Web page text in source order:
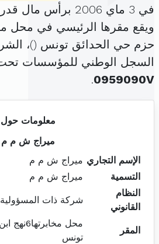
في 3 ماي 2006 برأس مال قدره
حزم حي الحدائق تونس ()،
السجل الوطني للمؤسسات
0959090V
.
معلومات حول
ميراج ش م م
الإسم التجاري ميراج ش م م
التسمية
ميراج ش م م
النظام
القانوني
شركة ذات المسؤولية
المقر
محل
تونس